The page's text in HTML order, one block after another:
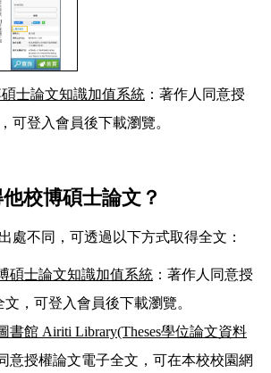
士論文知識加值系統 ：著作人同意授
可登入會員後下載瀏覽。
校博碩士論文？
不同，可透過以下方式取得全文：
碩士論文知識加值系統 ：著作人同意授
，可登入會員後下載瀏覽。
書館 Airiti Library(Theses學位論文資料
意授權論文電子全文，可在本校校園網